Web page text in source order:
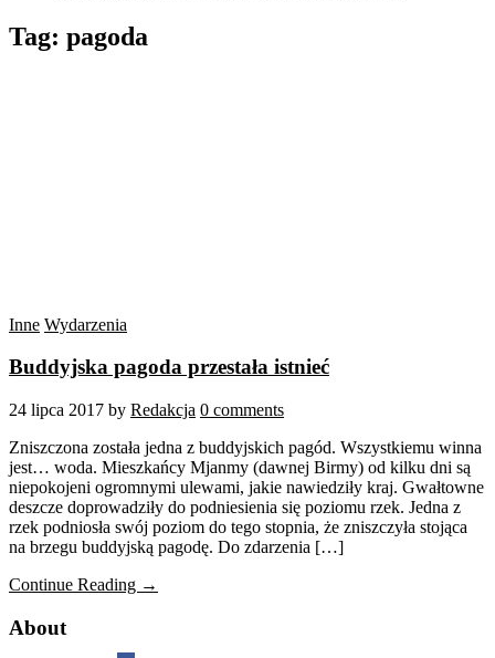
Tag: pagoda
Inne Wydarzenia
Buddyjska pagoda przestała istnieć
24 lipca 2017 by Redakcja 0 comments
Zniszczona została jedna z buddyjskich pagód. Wszystkiemu winna
jest… woda. Mieszkańcy Mjanmy (dawnej Birmy) od kilku dni są
niepokojeni ogromnymi ulewami, jakie nawiedziły kraj. Gwałtowne
deszcze doprowadziły do podniesienia się poziomu rzek. Jedna z
rzek podniosła swój poziom do tego stopnia, że zniszczyła stojąca
na brzegu buddyjską pagodę. Do zdarzenia […]
Continue Reading →
About